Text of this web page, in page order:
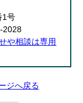
1号
2028
や相談は専用
ジへ戻る